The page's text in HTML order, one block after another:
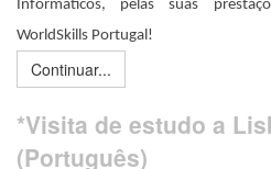
Informáticos, pelas suas
WorldSkills Portugal!
Continuar...
*Visita de estudo a
(Português)